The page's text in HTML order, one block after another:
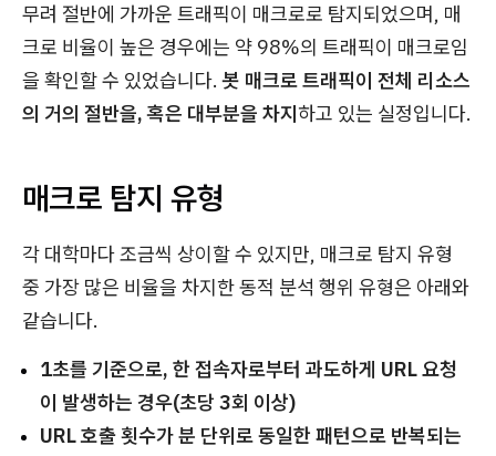
무려 절반에 가까운 트래픽이 매크로로 탐지되었으며, 매
크로 비율이 높은 경우에는 약 98%의 트래픽이 매크로임
을 확인할 수 있었습니다.봇 매크로 트래픽이 전체 리소스
의 거의 절반을, 혹은 대부분을 차지하고 있는 실정입니다.
매크로 탐지 유형
각 대학마다 조금씩 상이할 수 있지만, 매크로 탐지 유형
중 가장 많은 비율을 차지한 동적 분석 행위 유형은 아래와
같습니다.
1초를 기준으로, 한 접속자로부터 과도하게 URL 요청
이 발생하는 경우(초당 3회 이상)
URL 호출 횟수가 분 단위로 동일한 패턴으로 반복되는